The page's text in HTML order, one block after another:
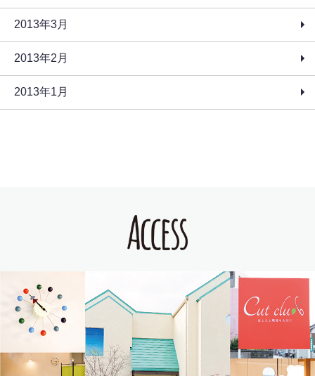
2013年3月
2013年2月
2013年1月